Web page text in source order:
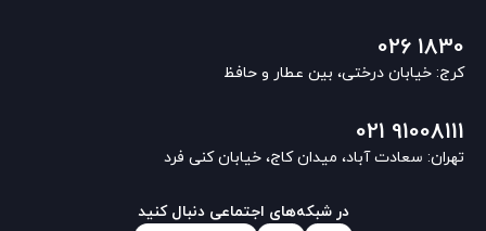
026 1830
کرج: خیابان درختی، بین عطار و حافظ
021 91008111
تهران: سعادت آباد، میدان کاج، خیابان کنی فرد
در شبکه‌های اجتماعی دنبال کنید